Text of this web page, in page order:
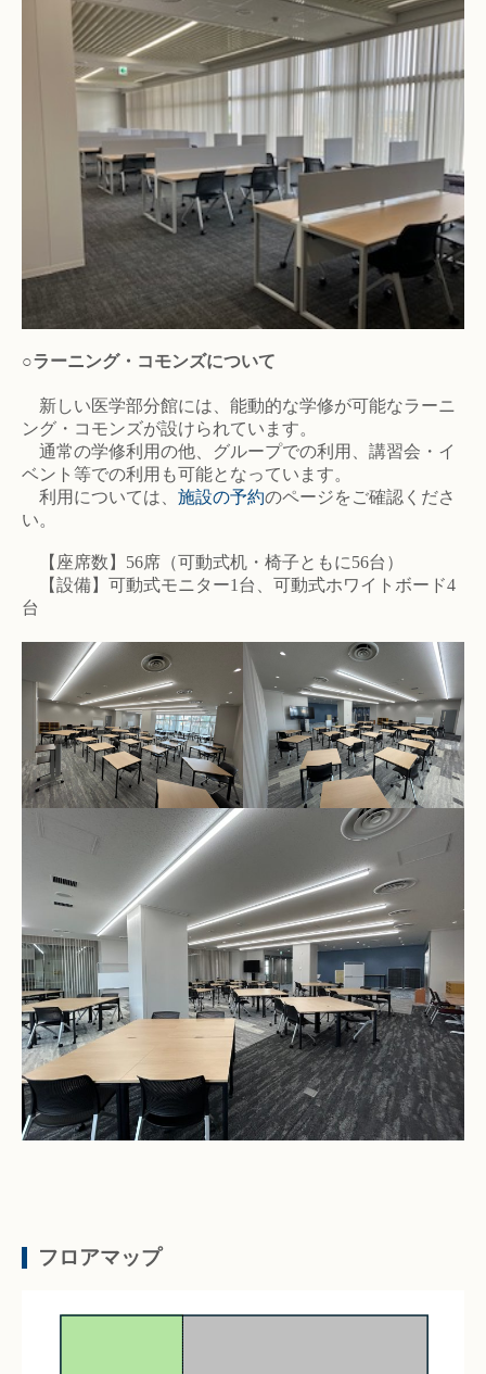
○ラーニング・コモンズについて
新しい医学部分館には、能動的な学修が可能なラーニ
ング・コモンズが設けられています。
通常の学修利用の他、グループでの利用、講習会・イ
ベント等での利用も可能となっています。
利用については、 施設の予約のページをご確認くださ
い。
【座席数】56席（可動式机・椅子ともに56台）
【設備】可動式モニター1台、可動式ホワイトボード4
台
フロアマップ